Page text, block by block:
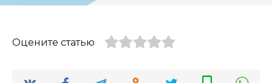
Оцените статью